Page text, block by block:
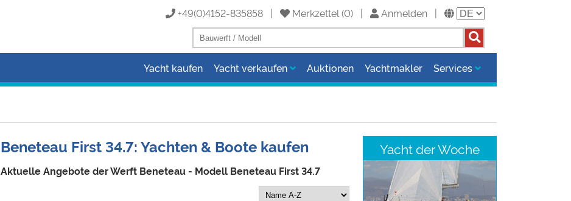
+49(0)4152-835858 | Merkzettel (0) | Anmelden |
Yacht kaufen Yacht verkaufen Auktionen Yachtmakler Services
Beneteau First 34.7: Yachten & Boote kaufen
Aktuelle Angebote der Werft Beneteau - Modell Beneteau First 34.7
Yacht der Woche